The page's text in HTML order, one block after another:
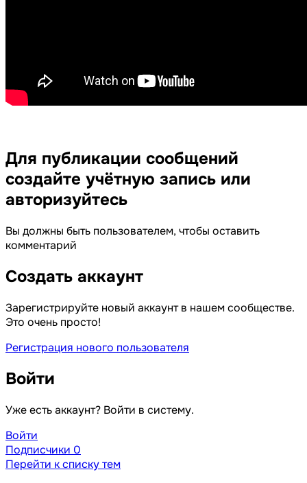
Для публикации сообщений
создайте учётную запись или
авторизуйтесь
Вы должны быть пользователем, чтобы оставить
комментарий
Создать аккаунт
Зарегистрируйте новый аккаунт в нашем сообществе.
Это очень просто!
Регистрация нового пользователя
Войти
Уже есть аккаунт? Войти в систему.
Войти
Подписчики 0
Перейти к списку тем